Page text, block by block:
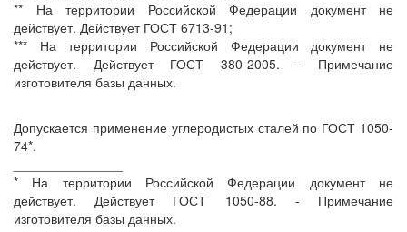
** На территории Российской Федерации документ не
действует. Действует ГОСТ 6713-91;
*** На территории Российской Федерации документ не
действует. Действует ГОСТ 380-2005. - Примечание
изготовителя базы данных.
Допускается применение углеродистых сталей по ГОСТ 1050-
74*.
* На территории Российской Федерации документ не
действует. Действует ГОСТ 1050-88. - Примечание
изготовителя базы данных.